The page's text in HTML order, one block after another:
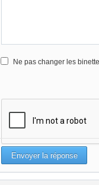
Ne pas changer les